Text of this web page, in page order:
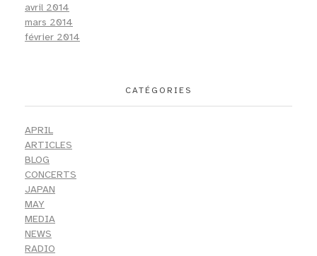
avril 2014
mars 2014
février 2014
CATÉGORIES
APRIL
ARTICLES
BLOG
CONCERTS
JAPAN
MAY
MEDIA
NEWS
RADIO